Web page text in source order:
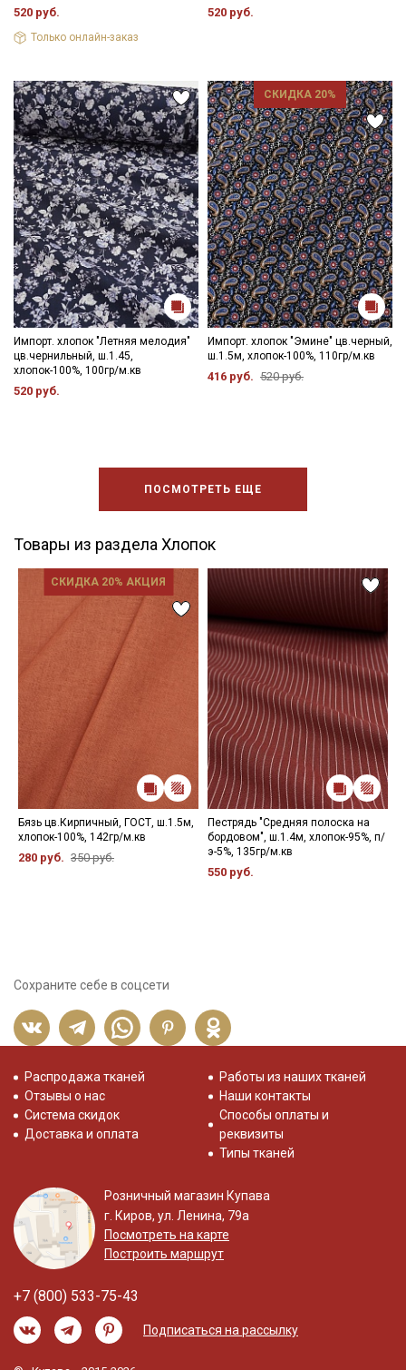
520 руб.
Только онлайн-заказ
520 руб.
Импорт. хлопок "Летняя мелодия"
цв.чернильный, ш.1.45,
хлопок-100%, 100гр/м.кв
520 руб.
СКИДКА 20%
Импорт. хлопок "Эмине" цв.черный,
ш.1.5м, хлопок-100%, 110гр/м.кв
416 руб. 520 руб.
ПОСМОТРЕТЬ ЕЩЕ
Товары из раздела Хлопок
СКИДКА 20% АКЦИЯ
Бязь цв.Кирпичный, ГОСТ, ш.1.5м,
хлопок-100%, 142гр/м.кв
280 руб. 350 руб.
Пестрядь "Средняя полоска на
бордовом", ш.1.4м, хлопок-95%, п/
э-5%, 135гр/м.кв
550 руб.
Сохраните себе в соцсети
Распродажа тканей
Отзывы о нас
Система скидок
Доставка и оплата
Работы из наших тканей
Наши контакты
Способы оплаты и
реквизиты
Типы тканей
Розничный магазин Купава
г. Киров, ул. Ленина, 79а
Посмотреть на карте
Построить маршрут
+7 (800) 533-75-43
Подписаться на рассылку